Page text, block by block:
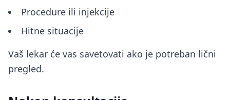
Procedure ili injekcije
Hitne situacije
Vaš lekar će vas savetovati ako je potreban lični
pregled.